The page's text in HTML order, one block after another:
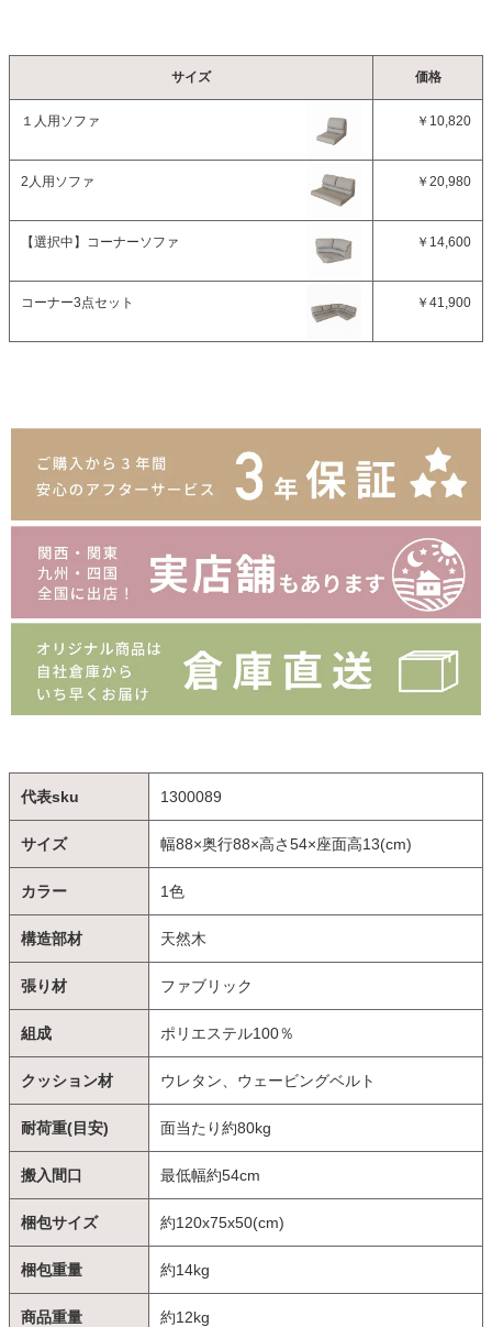
サイズ 価格
１人用ソファ ￥10,820
2人用ソファ ￥20,980
【選択中】 コーナーソファ ￥14,600
コーナー3点セット ￥41,900
代表sku 1300089
サイズ 幅88×奥行88×高さ54×座面高13(cm)
カラー 1色
構造部材 天然木
張り材 ファブリック
組成 ポリエステル100％
クッション材 ウレタン、ウェービングベルト
耐荷重(目安) 面当たり約80kg
搬入間口 最低幅約54cm
梱包サイズ 約120x75x50(cm)
梱包重量 約14kg
商品重量 約12kg